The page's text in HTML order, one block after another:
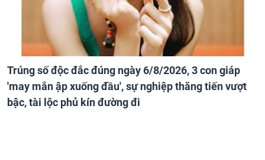
Trúng số độc đắc đúng ngày 6/8/2026, 3 con giáp
'may mắn ập xuống đầu', sự nghiệp thăng tiến vượt
bậc, tài lộc phủ kín đường đi